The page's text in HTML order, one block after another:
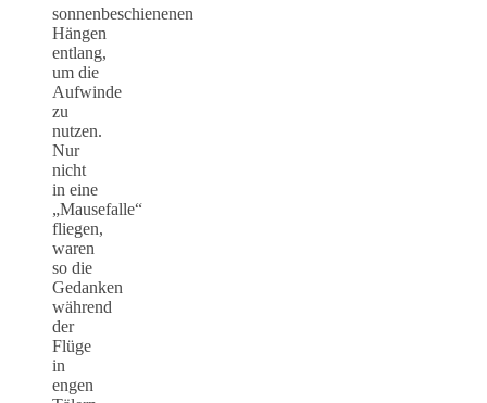
sonnenbeschienenen
Hängen
entlang,
um die
Aufwinde
zu
nutzen.
Nur
nicht
in eine
„Mausefalle“
fliegen,
waren
so die
Gedanken
während
der
Flüge
in
engen